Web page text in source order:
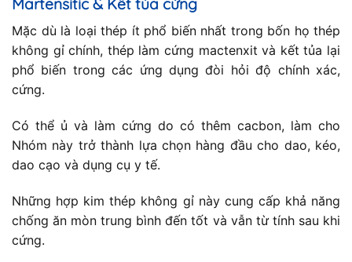
Martensitic & Kết tủa cứng
Mặc dù là loại thép ít phổ biến nhất trong bốn họ thép
không gỉ chính, thép làm cứng mactenxit và kết tủa lại
phổ biến trong các ứng dụng đòi hỏi độ chính xác,
cứng.
Có thể ủ và làm cứng do có thêm cacbon, làm cho
Nhóm này trở thành lựa chọn hàng đầu cho dao, kéo,
dao cạo và dụng cụ y tế.
Những hợp kim thép không gỉ này cung cấp khả năng
chống ăn mòn trung bình đến tốt và vẫn từ tính sau khi
cứng.